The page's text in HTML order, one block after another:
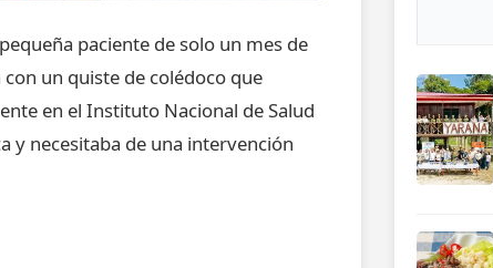
paciente de solo un mes de
un quiste de colédoco que
en el Instituto Nacional de Salud
y necesitaba de una intervención